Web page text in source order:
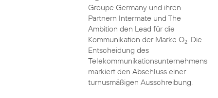
Groupe Germany und ihren
Partnern Intermate und The
Ambition den Lead für die
Kommunikation der Marke O2. Die
Entscheidung des
Telekommunikationsunternehmens
markiert den Abschluss einer
turnusmäßigen Ausschreibung.